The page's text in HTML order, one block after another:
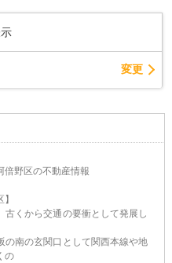
変更
倍野区の不動産情報
古くから交通の要衝として発展し
の南の玄関口として関西本線や地
の